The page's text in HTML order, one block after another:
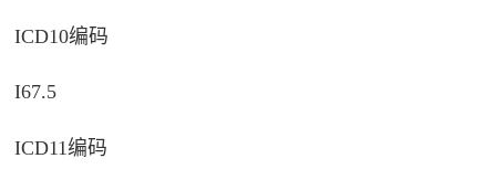
ICD10编码
I67.5
ICD11编码